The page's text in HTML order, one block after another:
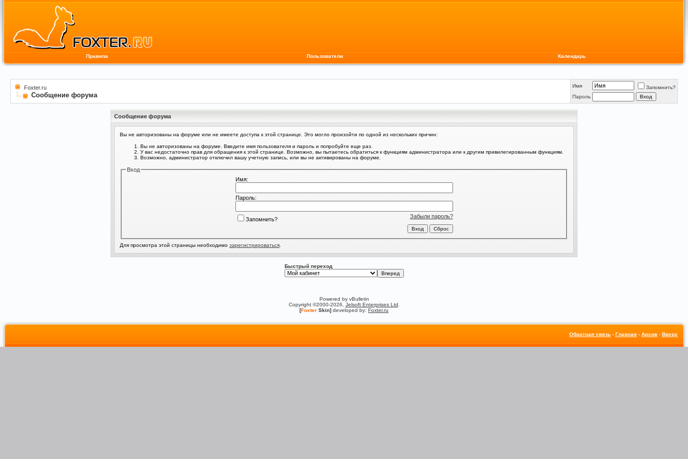
Правила Пользователи Календарь
Foxter.ru
Сообщение форума
Имя
Запомнить?
Пароль
Сообщение форума
Вы не авторизованы на форуме или не имеете доступа к этой странице. Это могло произойти по одной из нескольких причин:
Вы не авторизованы на форуме. Введите имя пользователя и пароль и попробуйте еще раз.
У вас недостаточно прав для обращения к этой странице. Возможно, вы пытаетесь обратиться к функциям администратора или к другим привилегированным функциям.
Возможно, администратор отключил вашу учетную запись, или вы не активированы на форуме.
Вход
Имя:
Пароль:
Забыли пароль?
Запомнить?
Для просмотра этой страницы необходимо зарегистрироваться
Быстрый переход
Powered by vBulletin
Copyright ©2000-2026, Jelsoft Enterprises Ltd
[Foxter Skin] developed by: Foxter.ru
Обратная связь - Главная - Архив - Вверх